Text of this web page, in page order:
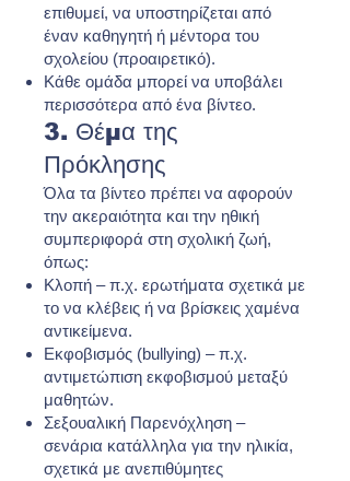
επιθυμεί, να υποστηρίζεται από
έναν καθηγητή ή μέντορα του
σχολείου (προαιρετικό).
Κάθε ομάδα μπορεί να υποβάλει
περισσότερα από ένα βίντεο.
3. Θέμα της
Πρόκλησης
Όλα τα βίντεο πρέπει να αφορούν
την ακεραιότητα και την ηθική
συμπεριφορά στη σχολική ζωή,
όπως:
Κλοπή – π.χ. ερωτήματα σχετικά με
το να κλέβεις ή να βρίσκεις χαμένα
αντικείμενα.
Εκφοβισμός (bullying) – π.χ.
αντιμετώπιση εκφοβισμού μεταξύ
μαθητών.
Σεξουαλική Παρενόχληση –
σενάρια κατάλληλα για την ηλικία,
σχετικά με ανεπιθύμητες